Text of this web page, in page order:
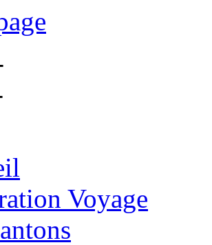
Voyage